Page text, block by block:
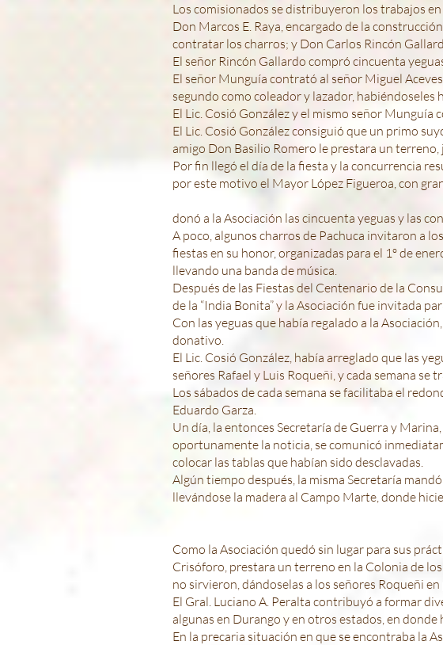
Los comisionados se distribuyeron los trabajos
Don Marcos E. Raya, encargado de la
contratar los charros; y Don Carlos Rincón
El señor Rincón Gallardo compró cincuenta
El señor Munguía contrató al señor Miguel
segundo como coleador y lazador,
El Lic. Cosió González y el mismo señor Munguía
El Lic. Cosió González consiguió que un primo
amigo Don Basilio Romero le prestara un
Por fin llegó el día de la fiesta y la concurrencia
por este motivo el Mayor López Figueroa, con
donó a la Asociación las cincuenta yeguas y las
A poco, algunos charros de Pachuca invitaron a
fiestas en su honor, organizadas para el 1º de
llevando una banda de música.
Después de las Fiestas del Centenario de la
de la “India Bonita” y la Asociación fue invitada
Con las yeguas que había regalado a la
donativo.
El Lic. Cosió González, había arreglado que las
señores Rafael y Luis Roqueñi, y cada semana se
Los sábados de cada semana se facilitaba el
Eduardo Garza.
Un día, la entonces Secretaría de Guerra y
oportunamente la noticia, se comunicó
colocar las tablas que habían sido desclavadas.
Algún tiempo después, la misma Secretaría
llevándose la madera al Campo Marte, donde
Como la Asociación quedó sin lugar para sus
Crisóforo, prestara un terreno en la Colonia de
no sirvieron, dándoselas a los señores Roqueñi
El Gral. Luciano A. Peralta contribuyó a formar
algunas en Durango y en otros estados, en
En la precaria situación en que se encontraba la